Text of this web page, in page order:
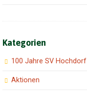
Kategorien
100 Jahre SV Hochdorf
Aktionen